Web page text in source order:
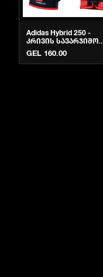
Adidas Hybrid 250 -
კრივის სავარჯიშო
ხელთათმანები |
GEL 160.00